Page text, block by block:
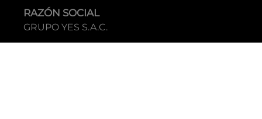
RAZÓN SOCIAL
GRUPO YES S.A.C.